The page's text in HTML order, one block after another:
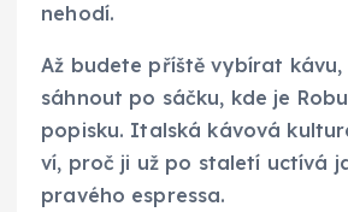
nehodí.
Až budete příště vybírat kávu,
sáhnout po sáčku, kde je
popisku. Italská kávová
ví, proč ji už po staletí uctívá
pravého espressa.